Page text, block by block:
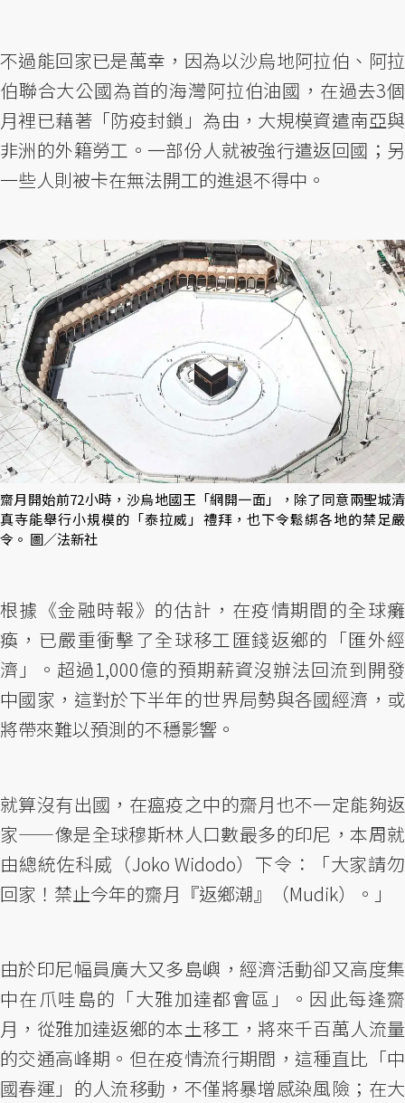
不過能回家已是萬幸，因為以沙烏地阿拉伯、阿拉
伯聯合大公國為首的海灣阿拉伯油國，在過去3個
月裡已藉著「防疫封鎖」為由，大規模資遣南亞與
非洲的外籍勞工。一部份人就被強行遣返回國；另
一些人則被卡在無法開工的進退不得中。
齋月開始前72小時，沙烏地國王「網開一面」，除了同意兩聖城清
真寺能舉行小規模的「泰拉威」禮拜，也下令鬆綁各地的禁足嚴
令。 圖／法新社
根據《金融時報》的估計，在疫情期間的全球癱
瘓，已嚴重衝擊了全球移工匯錢返鄉的「匯外經
濟」。超過1,000億的預期薪資沒辦法回流到開發
中國家，這對於下半年的世界局勢與各國經濟，或
將帶來難以預測的不穩影響。
就算沒有出國，在瘟疫之中的齋月也不一定能夠返
家——像是全球穆斯林人口數最多的印尼，本周就
由總統佐科威（Joko Widodo）下令：「大家請勿
回家！禁止今年的齋月『返鄉潮』（Mudik）。」
由於印尼幅員廣大又多島嶼，經濟活動卻又高度集
中在爪哇島的「大雅加達都會區」。因此每逢齋
月，從雅加達返鄉的本土移工，將來千百萬人流量
的交通高峰期。但在疫情流行期間，這種直比「中
國春運」的人流移動，不僅將暴增感染風險；在大